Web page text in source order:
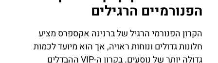
הפנורמיים הרגילים
הקרון הפנורמי הרגיל של ברנינה אקספרס מציע
חלונות גדולים ונוחות ראויה, אך הוא מיועד לכמות
גדולה יותר של נוסעים. בקרון ה-VIP ההבדלים